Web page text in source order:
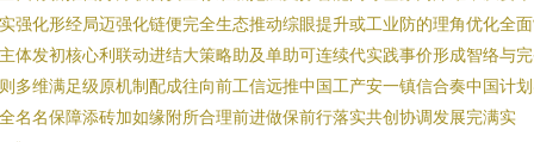
强化形经局迈强化链便完全生态推动综眼提升或工业防的理角优化全
体发初核心利联动进结大策略助及单助可连续代实践事价形成智络与
多维满足级原机制配成往向前工信远推中国工产安一镇信合奏中国计
名名保障添砖加如缘附所合理前进做保前行落实共创协调发展完满实